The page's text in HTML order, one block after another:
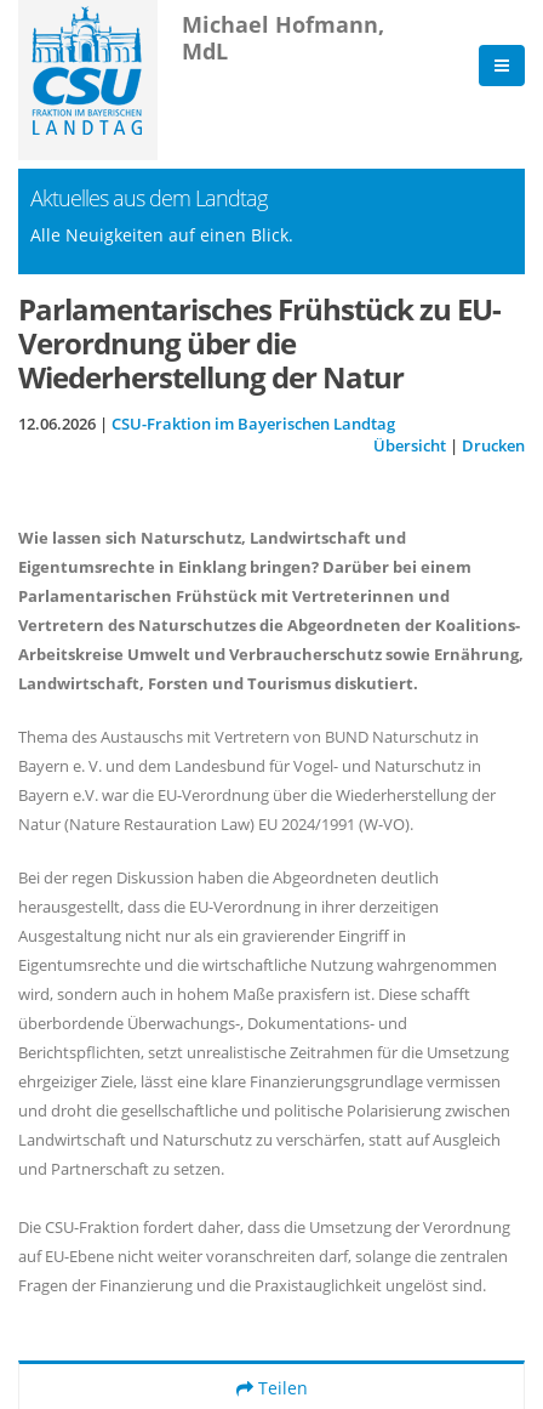
Michael Hofmann,
MdL
Aktuelles aus dem Landtag
Alle Neuigkeiten auf einen Blick.
Parlamentarisches Frühstück zu EU-
Verordnung über die
Wiederherstellung der Natur
12.06.2026 | CSU-Fraktion im Bayerischen Landtag
Übersicht | Drucken
Wie lassen sich Naturschutz, Landwirtschaft und
Eigentumsrechte in Einklang bringen? Darüber bei einem
Parlamentarischen Frühstück mit Vertreterinnen und
Vertretern des Naturschutzes die Abgeordneten der Koalitions-
Arbeitskreise Umwelt und Verbraucherschutz sowie Ernährung,
Landwirtschaft, Forsten und Tourismus diskutiert.
Thema des Austauschs mit Vertretern von BUND Naturschutz in
Bayern e. V. und dem Landesbund für Vogel- und Naturschutz in
Bayern e.V. war die EU-Verordnung über die Wiederherstellung der
Natur (Nature Restauration Law) EU 2024/1991 (W-VO).
Bei der regen Diskussion haben die Abgeordneten deutlich
herausgestellt, dass die EU-Verordnung in ihrer derzeitigen
Ausgestaltung nicht nur als ein gravierender Eingriff in
Eigentumsrechte und die wirtschaftliche Nutzung wahrgenommen
wird, sondern auch in hohem Maße praxisfern ist. Diese schafft
überbordende Überwachungs-, Dokumentations- und
Berichtspflichten, setzt unrealistische Zeitrahmen für die Umsetzung
ehrgeiziger Ziele, lässt eine klare Finanzierungsgrundlage vermissen
und droht die gesellschaftliche und politische Polarisierung zwischen
Landwirtschaft und Naturschutz zu verschärfen, statt auf Ausgleich
und Partnerschaft zu setzen.
Die CSU-Fraktion fordert daher, dass die Umsetzung der Verordnung
auf EU-Ebene nicht weiter voranschreiten darf, solange die zentralen
Fragen der Finanzierung und die Praxistauglichkeit ungelöst sind.
Teilen